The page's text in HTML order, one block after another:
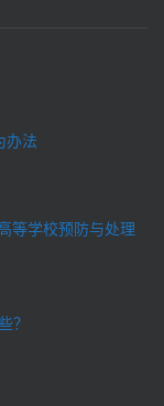
办法
等学校预防与处理
？